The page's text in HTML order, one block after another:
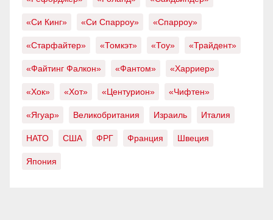
«Си Кинг» «Си Спарроу» «Спарроу»
«Старфайтер» «Томкэт» «Тоу» «Трайдент»
«Файтинг Фалкон» «Фантом» «Харриер»
«Хок» «Хот» «Центурион» «Чифтен»
«Ягуар» Великобритания Израиль Италия
НАТО США ФРГ Франция Швеция
Япония